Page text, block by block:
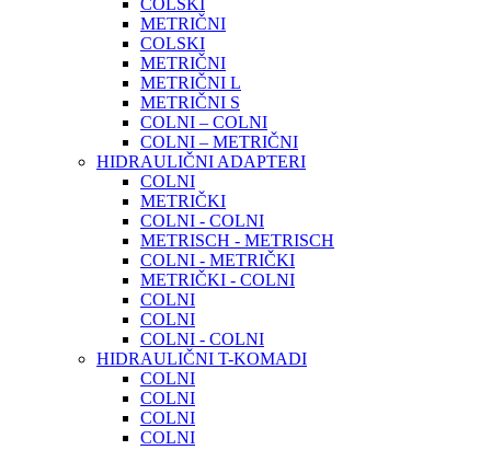
COLSKI
METRIČNI
COLSKI
METRIČNI
METRIČNI L
METRIČNI S
COLNI – COLNI
COLNI – METRIČNI
HIDRAULIČNI ADAPTERI
COLNI
METRIČKI
COLNI - COLNI
METRISCH - METRISCH
COLNI - METRIČKI
METRIČKI - COLNI
COLNI
COLNI
COLNI - COLNI
HIDRAULIČNI T-KOMADI
COLNI
COLNI
COLNI
COLNI